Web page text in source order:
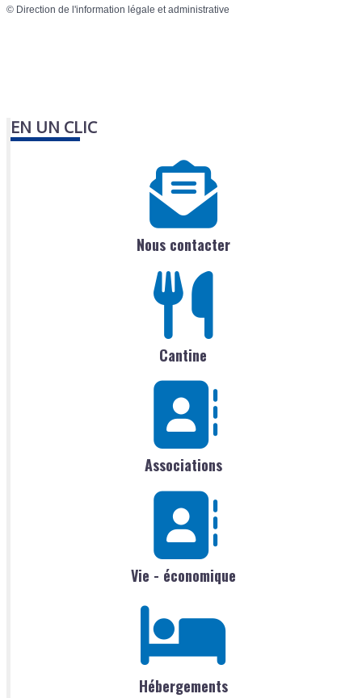
© Direction de l'information légale et administrative
EN UN CLIC
Nous contacter
Cantine
Associations
Vie - économique
Hébergements